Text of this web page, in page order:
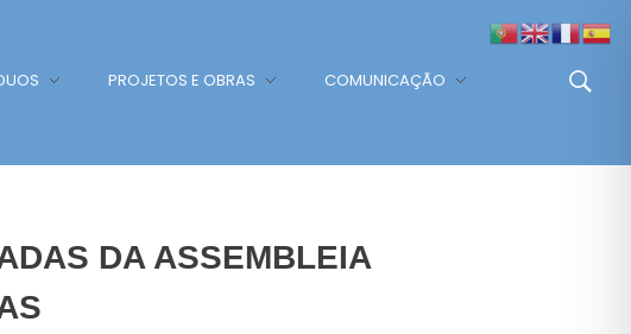
PROJETOS E OBRAS COMUNICAÇÃO
DA ASSEMBLEIA